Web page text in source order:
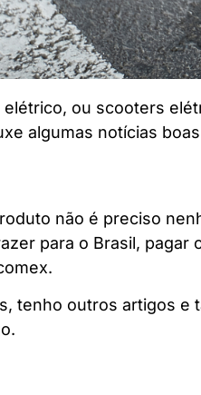
ou scooters
algumas notícias
não é preciso
para o Brasil,
tenho outros artigos